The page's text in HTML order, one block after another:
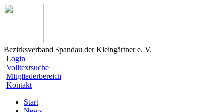
Bezirksverband Spandau der Kleingärtner e. V.
Login
Volltextsuche
Mitgliederbereich
Kontakt
Start